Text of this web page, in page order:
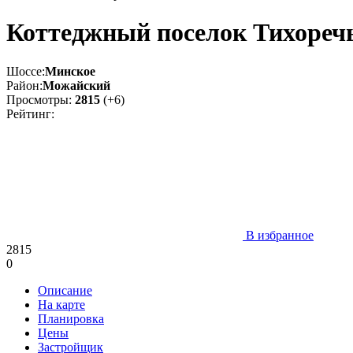
Коттеджный поселок
Шоссе:Минское
Район:Можайский
Просмотры: 2815 (+6)
Рейтинг:
В избранное
2815
0
Описание
На карте
Планировка
Цены
Застройщик